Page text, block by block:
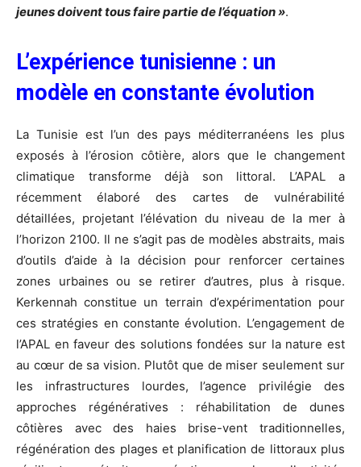
jeunes doivent tous faire partie de l’équation ».
L’expérience tunisienne : un
modèle en constante évolution
La Tunisie est l’un des pays méditerranéens les plus
exposés à l’érosion côtière, alors que le changement
climatique transforme déjà son littoral. L’APAL a
récemment élaboré des cartes de vulnérabilité
détaillées, projetant l’élévation du niveau de la mer à
l’horizon 2100. Il ne s’agit pas de modèles abstraits, mais
d’outils d’aide à la décision pour renforcer certaines
zones urbaines ou se retirer d’autres, plus à risque.
Kerkennah constitue un terrain d’expérimentation pour
ces stratégies en constante évolution. L’engagement de
l’APAL en faveur des solutions fondées sur la nature est
au cœur de sa vision. Plutôt que de miser seulement sur
les infrastructures lourdes, l’agence privilégie des
approches régénératives : réhabilitation de dunes
côtières avec des haies brise-vent traditionnelles,
régénération des plages et planification de littoraux plus